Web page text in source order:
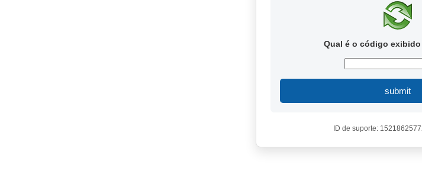
Qual é o código exibido
submit
ID de suporte: